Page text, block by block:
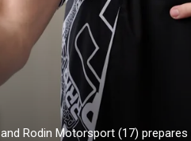
and Rodin Motorsport (17)